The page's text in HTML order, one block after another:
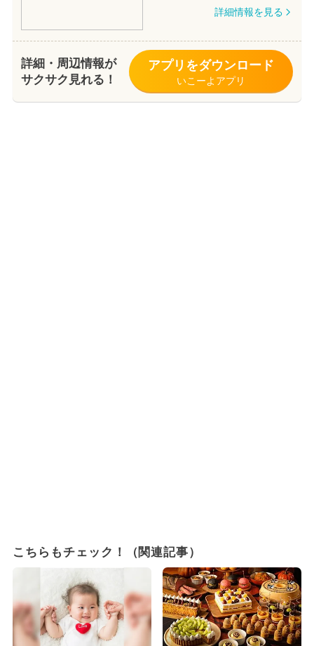
詳細情報を見る
詳細・周辺情報が
サクサク見れる！
アプリをダウンロード
いこーよアプリ
こちらもチェック！（関連記事）